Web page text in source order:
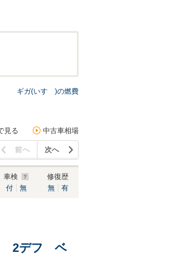
ギガ(いすゞ)の燃費
見る 中古車相場
前へ 次へ
車検
付
無
修復歴
無
有
2デフ ベ